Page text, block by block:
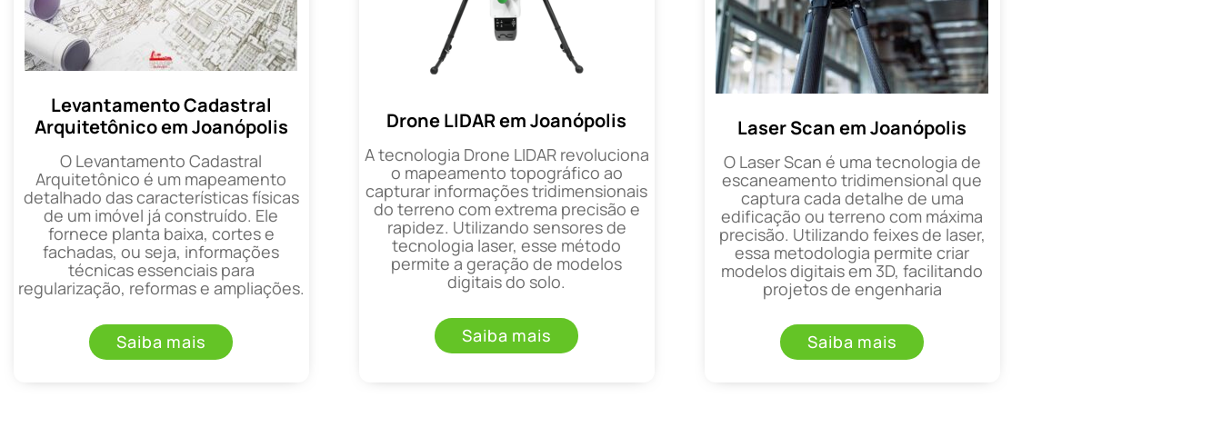
Levantamento Cadastral
Arquitetônico em Joanópolis
O Levantamento Cadastral
Arquitetônico é um mapeamento
detalhado das características físicas
de um imóvel já construído. Ele
fornece planta baixa, cortes e
fachadas, ou seja, informações
técnicas essenciais para
regularização, reformas e ampliações.
Saiba mais
Drone LIDAR em Joanópolis
A tecnologia Drone LIDAR revoluciona
o mapeamento topográfico ao
capturar informações tridimensionais
do terreno com extrema precisão e
rapidez. Utilizando sensores de
tecnologia laser, esse método
permite a geração de modelos
digitais do solo.
Saiba mais
Laser Scan em Joanópolis
O Laser Scan é uma tecnologia de
escaneamento tridimensional que
captura cada detalhe de uma
edificação ou terreno com máxima
precisão. Utilizando feixes de laser,
essa metodologia permite criar
modelos digitais em 3D, facilitando
projetos de engenharia
Saiba mais